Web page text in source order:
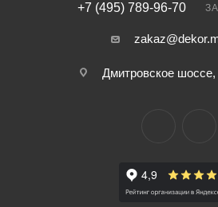
+7 (495) 789-96-70
Дмитровское